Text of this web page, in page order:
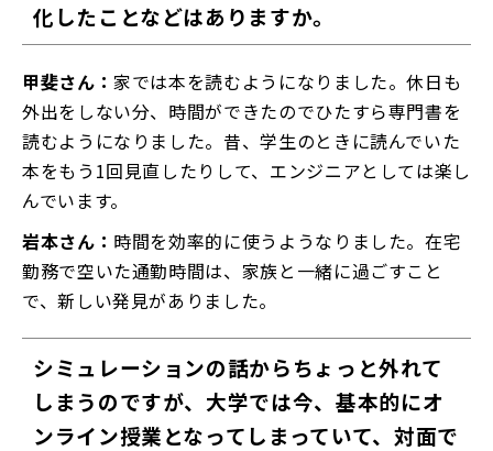
化したことなどはありますか。
甲斐さん：家では本を読むようになりました。休日も
外出をしない分、時間ができたのでひたすら専門書を
読むようになりました。昔、学生のときに読んでいた
本をもう1回見直したりして、エンジニアとしては楽し
んでいます。
岩本さん： 時間を効率的に使うようなりました。在宅
勤務で空いた通勤時間は、家族と一緒に過ごすこと
で、新しい発見がありました。
シミュレーションの話からちょっと外れて
しまうのですが、大学では今、基本的にオ
ンライン授業となってしまっていて、対面で